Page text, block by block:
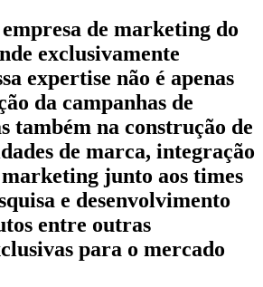
de marketing do
exclusivamente
expertise não é apenas
da campanhas de
também na construção de
de marca, integração
marketing junto aos times
e desenvolvimento
entre outras
para o mercado